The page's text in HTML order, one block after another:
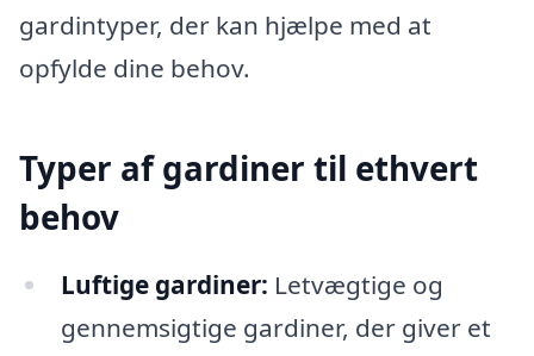
gardintyper, der kan hjælpe med at
opfylde dine behov.
Typer af gardiner til ethvert
behov
Luftige gardiner: Letvægtige og
gennemsigtige gardiner, der giver et